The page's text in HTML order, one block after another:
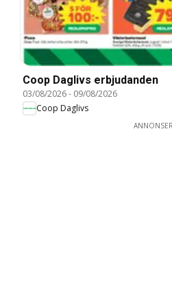
Coop Daglivs erbjudanden
03/08/2026- 09/08/2026
Coop Daglivs
ANNONSER